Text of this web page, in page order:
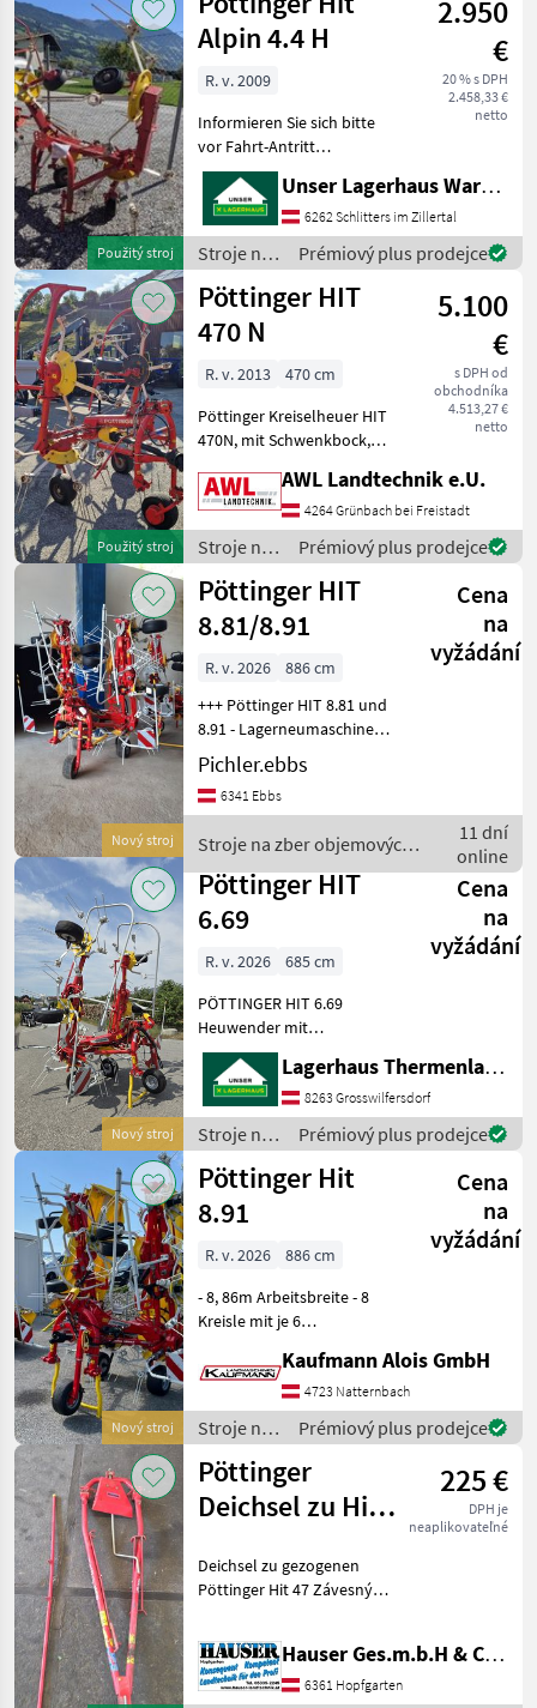
objemových
krmív /
Pöttinger
Použitý stroj
Alpin 4.4 H
2.950
€
20 % s DPH
2.458,33 €
netto
R. v. 2009
Informieren Sie sich bitte
vor Fahrt-Antritt
telefonisch, ob die von
Ihnen angefragte
Gebrauchtmaschine aktuell
bei uns am am Lager steht.
Wir inserieren auch Masch
Unser Lagerhaus Warenhandelsges.m.b.H.
6262 Schlitters im Zillertal
Stroje na
zber
objemových
krmív /
Pöttinger
Prémiový plus prodejce
Použitý stroj
Pöttinger HIT
470 N
5.100
€
s DPH od
obchodníka
4.513,27 €
netto
R. v. 2013
470 cm
Pöttinger Kreiselheuer HIT
470N, mit Schwenkbock,
Tastrad mit
Kettenoberlenker,
Gelenkwelle, hydraulische
Klappung, 6 Arme je Kreisel,
kleiner
AWL Landtechnik e.U.
4264 Grünbach bei Freistadt
Stroje na
zber
objemových
krmív /
Pöttinger
Prémiový plus prodejce
Nový stroj
Pöttinger HIT
8.81/8.91
Cena
na
vyžádání
R. v. 2026
886 cm
+++ Pöttinger HIT 8.81 und
8.91 - Lagerneumaschinen! -
sofort verfügbar +++ +
Hydroflift + Tastrad +
Hydraulische
Beleuchtung Zavesený ri
Pichler.ebbs
6341 Ebbs
Stroje na zber objemových
krmív / Pöttinger
11 dní
online
Nový stroj
Pöttinger HIT
6.69
Cena
na
vyžádání
R. v. 2026
685 cm
PÖTTINGER HIT 6.69
Heuwender mit
hydraulischer
Grenzstreueinrichtung Das
Lagerhaus Thermenland
bietet einen PÖTTINGER
HIT 6.69 Heuwender zum
Verkauf an. Aussta
Lagerhaus Thermenland
8263 Grosswilfersdorf
Stroje na
zber
objemových
krmív /
Pöttinger
Prémiový plus prodejce
Nový stroj
Pöttinger Hit
8.91
Cena
na
vyžádání
R. v. 2026
886 cm
- 8, 86m Arbeitsbreite - 8
Kreisle mit je 6
Antrieb - Gelenkwelle -
Beleuchtung und
Warntafeln - Tastrad - hydr.
Grenzstreueinrichtung
Kaufmann Alois GmbH
4723 Natternbach
Stroje na
zber
objemových
krmív /
Pöttinger
Prémiový plus prodejce
Pöttinger
Deichsel zu Hit
225 €
DPH je
neaplikovateľné
Deichsel zu gezogenen
Pöttinger Hit 47 Závesný
objemových krmív
Nariadkovač
Hauser Ges.m.b.H & Co.KG
6361 Hopfgarten